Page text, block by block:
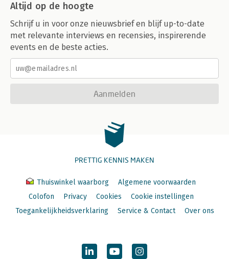
Altijd op de hoogte
Schrijf u in voor onze nieuwsbrief en blijf up-to-date
met relevante interviews en recensies, inspirerende
events en de beste acties.
Aanmelden
PRETTIG KENNIS MAKEN
Thuiswinkel waarborg
Algemene voorwaarden
Colofon
Privacy Cookies
Cookie instellingen
Toegankelijkheidsverklaring
Service & Contact Over ons